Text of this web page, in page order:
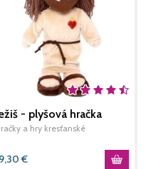
- plyšová hračka
a hry kresťanské
€